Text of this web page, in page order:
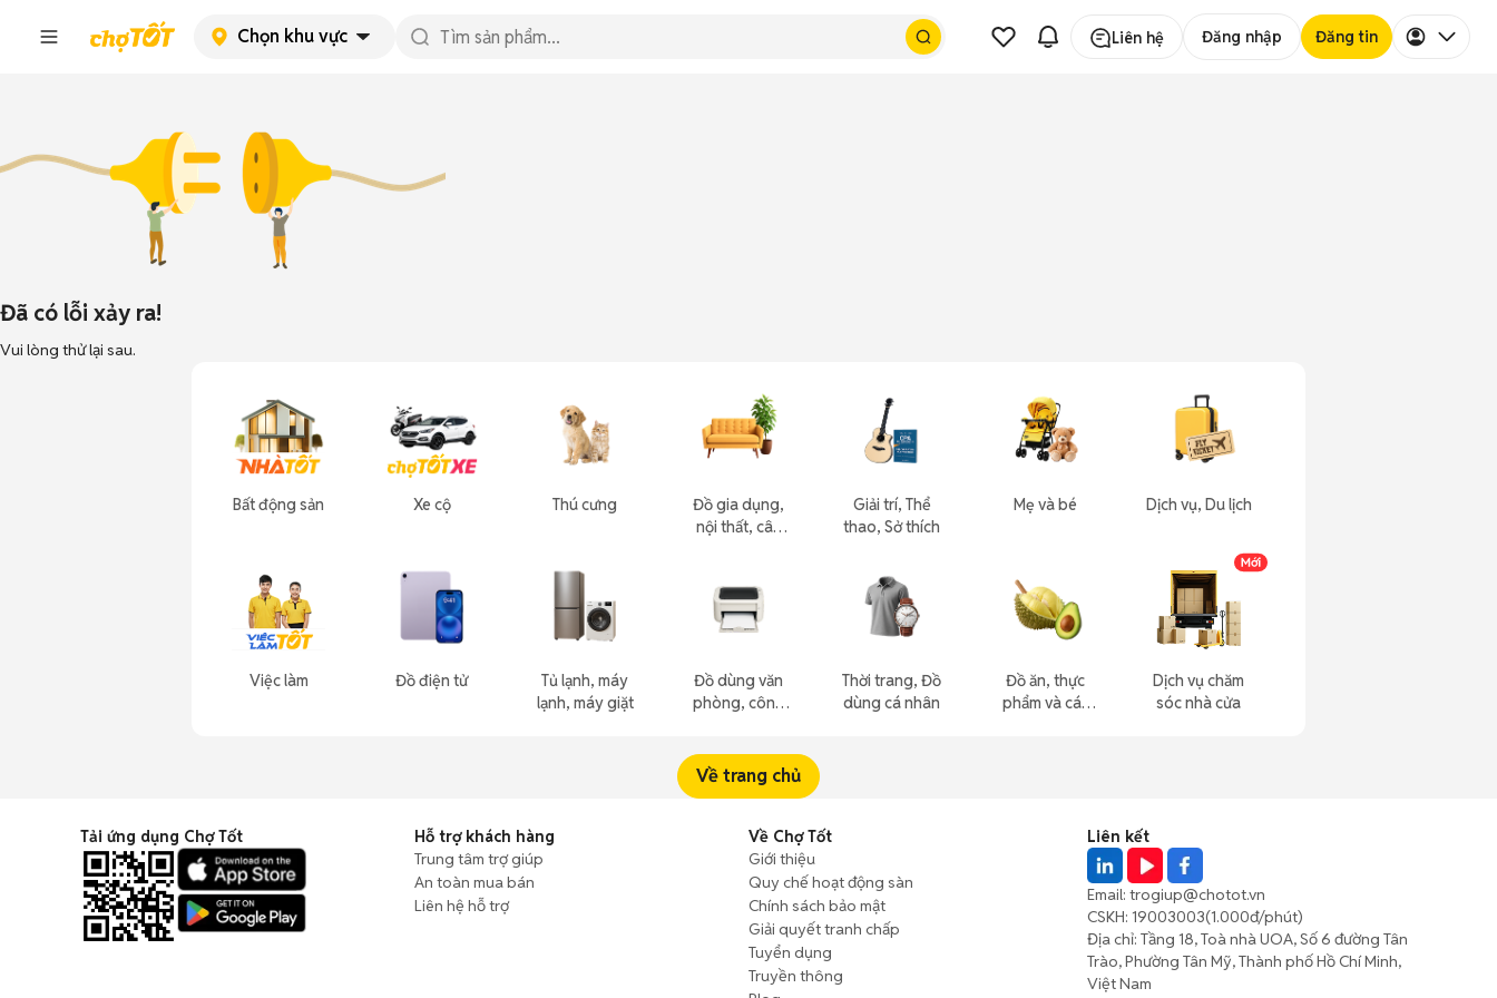
Chọn khu vực Liên hệ Đăng nhập Đăng tin
Đã có lỗi xảy ra!
Vui lòng thử lại sau.
Bất động sản
Việc làm
Xe cộ
Đồ điện tử
Thú cưng
Tủ lạnh, máy
lạnh, máy giặt
Đồ gia dụng,
nội thất, cây
Đồ dùng văn
phòng, công
Giải trí, Thể
thao, Sở thích
Thời trang, Đồ
dùng cá nhân
Mẹ và bé
Đồ ăn, thực
phẩm và các
Dịch vụ, Du lịch
Dịch vụ chăm
sóc nhà cửa
Về trang chủ
Tải ứng dụng Chợ Tốt
Hỗ trợ khách hàng
Trung tâm trợ giúp
An toàn mua bán
Liên hệ hỗ trợ
Về Chợ Tốt
Giới thiệu
Quy chế hoạt động sàn
Chính sách bảo mật
Giải quyết tranh chấp
Tuyển dụng
Truyền thông
Liên kết
Email: trogiup@chotot.vn
CSKH: 19003003(1.000đ/phút)
Địa chỉ: Tầng 18, Toà nhà UOA, Số 6 đường Tân
Trào, Phường Tân Mỹ, Thành phố Hồ Chí Minh,
Việt Nam